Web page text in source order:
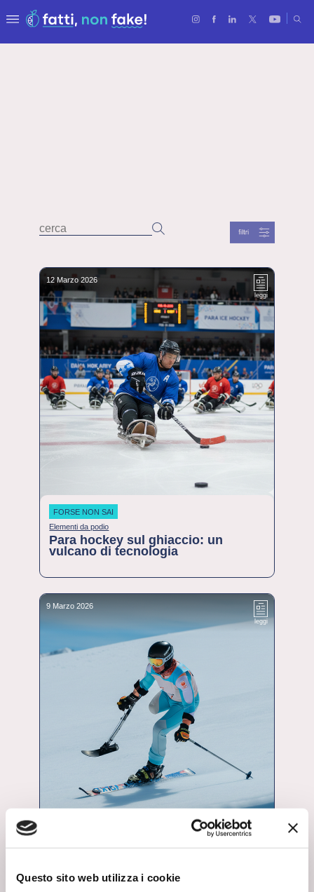
Questo sito web utilizza i cookie
12 Marzo 2026
leggi
FORSE NON SAI
Elementi da podio
Para hockey sul ghiaccio: un
vulcano di tecnologia
9 Marzo 2026
leggi
scoperta della sciolina